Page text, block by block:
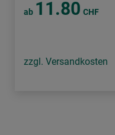
ab 11.80 CHF
zzgl. Versandkosten